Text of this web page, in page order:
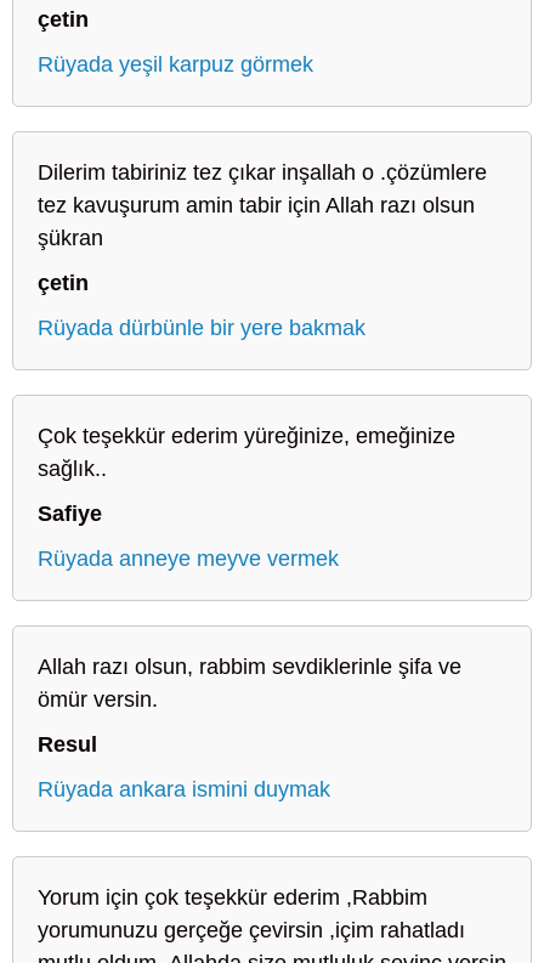
çetin
Rüyada yeşil karpuz görmek
Dilerim tabiriniz tez çıkar inşallah o .çözümlere
tez kavuşurum amin tabir için Allah razı olsun
şükran
çetin
Rüyada dürbünle bir yere bakmak
Çok teşekkür ederim yüreğinize, emeğinize
sağlık..
Safiye
Rüyada anneye meyve vermek
Allah razı olsun, rabbim sevdiklerinle şifa ve
ömür versin.
Resul
Rüyada ankara ismini duymak
Yorum için çok teşekkür ederim ,Rabbim
yorumunuzu gerçeğe çevirsin ,içim rahatladı